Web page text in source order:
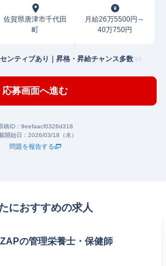
佐賀県唐津市千代田
町
月給26万5500円～
40万750円
ンティブあり｜昇格・昇給チャンス多数
応募画面へ進む
稿ID： 9eefaacf0326d318
開始日： 2026/03/18（水）
問題を報告する
におすすめの求人
の管理栄養士・保健師